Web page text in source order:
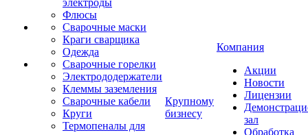
электроды
Флюсы
Сварочные маски
Краги сварщика
Одежда
Сварочные горелки
Электрододержатели
Клеммы заземления
Сварочные кабели
Круги
Термопеналы для
Крупному
бизнесу
Компания
Акции
Новости
Лицензии
зал
Обработка